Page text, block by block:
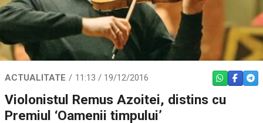
ACTUALITATE 11:13 / 19/12/2016 WHATSAPP
Violonistul Remus Azoitei, distins cu
Premiul ‘Oamenii timpului’